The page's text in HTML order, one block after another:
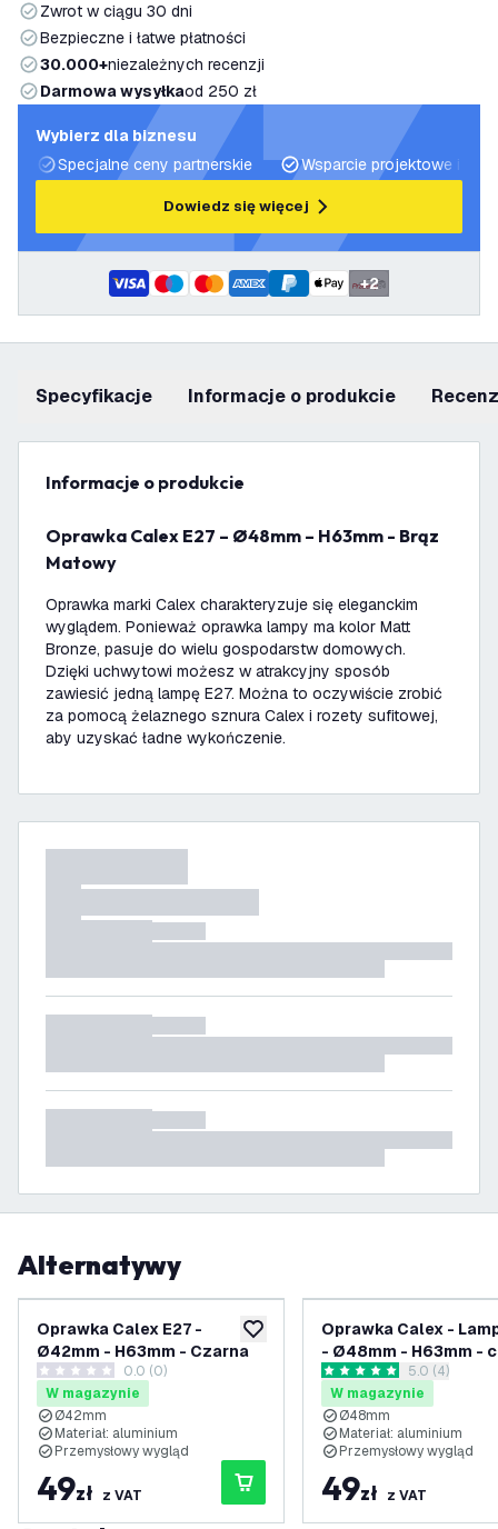
Zwrot w ciągu 30 dni
Bezpieczne i łatwe płatności
30.000+niezależnych recenzji
Darmowa wysyłkaod 250 zł
Wybierz dla biznesu
Specjalne ceny partnerskie
Wsparcie projektowe i
Dowiedz się więcej
+2
Specyfikacje informacje o produkcie
informacje o produkcie
Oprawka Calex E27 – Ø48mm – H63mm - Brąz
Matowy
Oprawka marki Calex charakteryzuje się eleganckim
wyglądem. Ponieważ oprawka lampy ma kolor Matt
Bronze, pasuje do wielu gospodarstw domowych.
Dzięki uchwytowi możesz w atrakcyjny sposób
zawiesić jedną lampę E27. Można to oczywiście zrobić
za pomocą żelaznego sznura Calex i rozety sufitowej,
aby uzyskać ładne wykończenie.
Alternatywy
dodaj do listy życzeń
Oprawka Calex E27 -
Ø42mm - H63mm - Czarna
0 Gwiazdki oceny
0.0 (0)
W magazynie
Ø42mm
Materiał: aluminium
Przemysłowy wygląd
49zł z VAT
Oprawka Calex -
- Ø48mm - H63mm -
otwórz
5 Gwiazdki oceny
5.0 (4)
W magazynie
Ø48mm
Materiał: aluminium
Przemysłowy wygląd
49zł z VAT